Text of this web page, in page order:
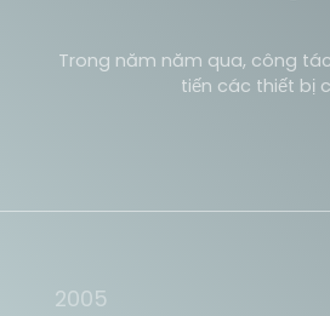
Trong năm năm qua, công
tiến các thiết bị
2005